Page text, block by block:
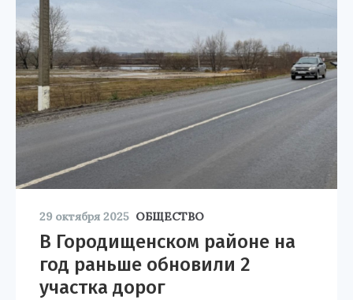
29 октября 2025 ОБЩЕСТВО
В Городищенском районе на
год раньше обновили 2
участка дорог